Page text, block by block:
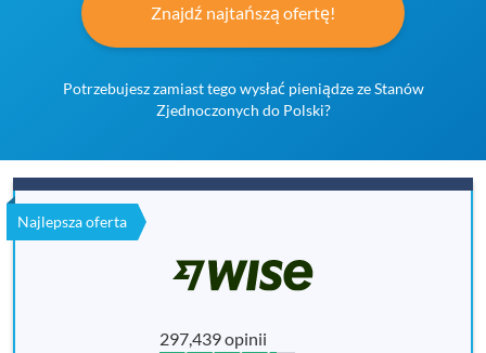
Znajdź najtańszą ofertę!
Potrzebujesz zamiast tego wysłać pieniądze ze Stanów
Zjednoczonych do Polski?
Najlepsza oferta
297,439 opinii